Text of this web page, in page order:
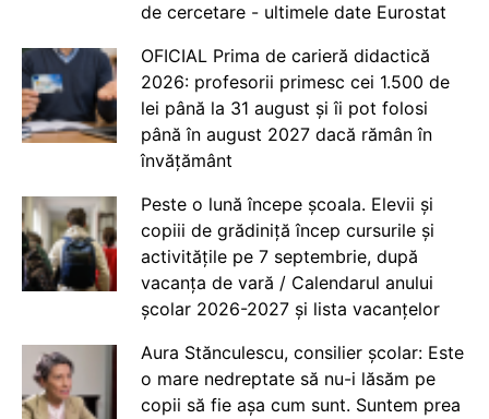
de cercetare - ultimele date Eurostat
OFICIAL Prima de carieră didactică
2026: profesorii primesc cei 1.500 de
lei până la 31 august și îi pot folosi
până în august 2027 dacă rămân în
învățământ
Peste o lună începe școala. Elevii și
copiii de grădiniță încep cursurile și
activitățile pe 7 septembrie, după
vacanța de vară / Calendarul anului
școlar 2026-2027 și lista vacanțelor
Aura Stănculescu, consilier școlar: Este
o mare nedreptate să nu-i lăsăm pe
copii să fie așa cum sunt. Suntem prea